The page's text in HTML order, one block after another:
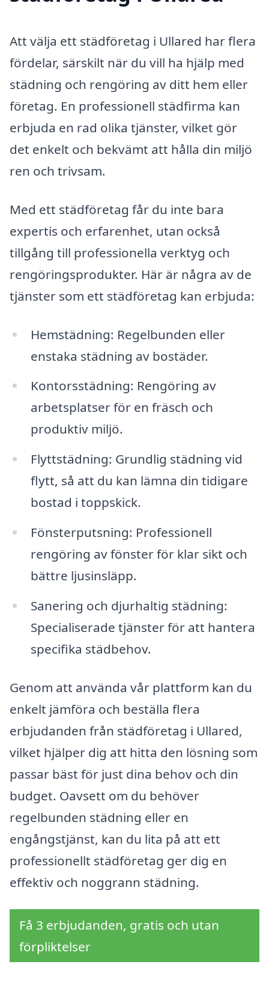
Att välja ett städföretag i Ullared har flera
fördelar, särskilt när du vill ha hjälp med
städning och rengöring av ditt hem eller
företag. En professionell städfirma kan
erbjuda en rad olika tjänster, vilket gör
det enkelt och bekvämt att hålla din miljö
ren och trivsam.
Med ett städföretag får du inte bara
expertis och erfarenhet, utan också
tillgång till professionella verktyg och
rengöringsprodukter. Här är några av de
tjänster som ett städföretag kan erbjuda:
Hemstädning: Regelbunden eller
enstaka städning av bostäder.
Kontorsstädning: Rengöring av
arbetsplatser för en fräsch och
produktiv miljö.
Flyttstädning: Grundlig städning vid
flytt, så att du kan lämna din tidigare
bostad i toppskick.
Fönsterputsning: Professionell
rengöring av fönster för klar sikt och
bättre ljusinsläpp.
Sanering och djurhaltig städning:
Specialiserade tjänster för att hantera
specifika städbehov.
Genom att använda vår plattform kan du
enkelt jämföra och beställa flera
erbjudanden från städföretag i Ullared,
vilket hjälper dig att hitta den lösning som
passar bäst för just dina behov och din
budget. Oavsett om du behöver
regelbunden städning eller en
engångstjänst, kan du lita på att ett
professionellt städföretag ger dig en
effektiv och noggrann städning.
Få 3 erbjudanden, gratis och utan
förpliktelser